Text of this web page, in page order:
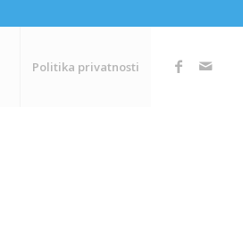
Politika privatnosti